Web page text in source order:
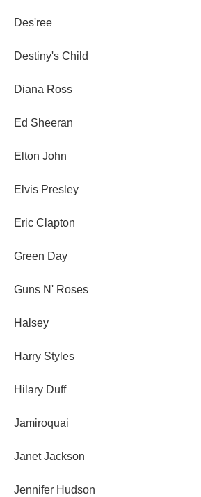
Des'ree
Destiny's Child
Diana Ross
Ed Sheeran
Elton John
Elvis Presley
Eric Clapton
Green Day
Guns N' Roses
Halsey
Harry Styles
Hilary Duff
Jamiroquai
Janet Jackson
Jennifer Hudson